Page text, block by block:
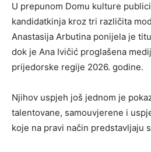
U prepunom Domu kulture
kandidatkinja kroz tri različita
Anastasija Arbutina ponijela je
dok je Ana Ivičić proglašena
prijedorske regije 2026. godine.
Njihov uspjeh još jednom je
talentovane, samouvjerene i
koje na pravi način predstavljaju